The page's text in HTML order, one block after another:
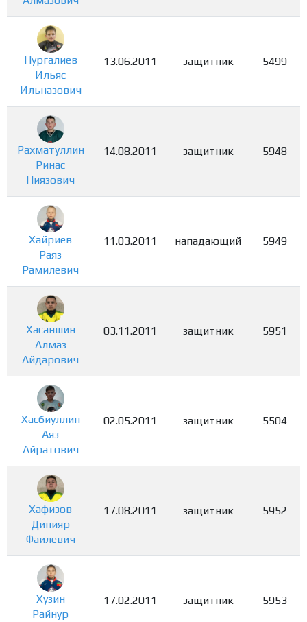
Нургалиев
Ильяс
Ильназович
13.06.2011 защитник 5499
Рахматуллин
Ринас
Ниязович
14.08.2011 защитник 5948
Хайриев
Раяз
Рамилевич
11.03.2011 нападающий 5949
Хасаншин
Алмаз
Айдарович
03.11.2011 защитник 5951
Хасбиуллин
Аяз
Айратович
02.05.2011 защитник 5504
Хафизов
Динияр
Фаилевич
17.08.2011 защитник 5952
Хузин
Райнур
17.02.2011 защитник 5953